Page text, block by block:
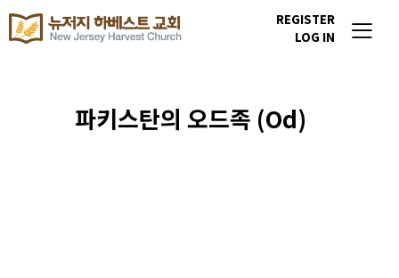
REGISTER
LOG IN
파키스탄의 오드족 (Od)